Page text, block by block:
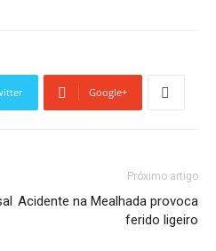
Google+
Próximo artigo
Acidente na Mealhada provoca
ferido ligeiro